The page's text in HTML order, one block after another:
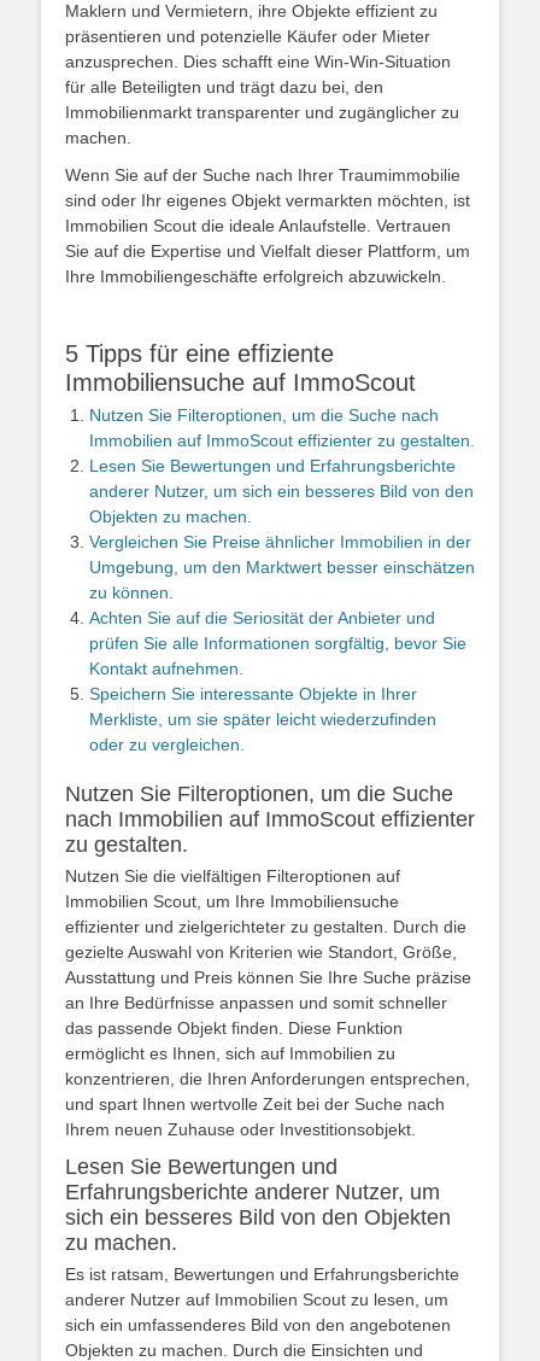
Maklern und Vermietern, ihre Objekte effizient zu
präsentieren und potenzielle Käufer oder Mieter
anzusprechen. Dies schafft eine Win-Win-Situation
für alle Beteiligten und trägt dazu bei, den
Immobilienmarkt transparenter und zugänglicher zu
machen.
Wenn Sie auf der Suche nach Ihrer Traumimmobilie
sind oder Ihr eigenes Objekt vermarkten möchten, ist
Immobilien Scout die ideale Anlaufstelle. Vertrauen
Sie auf die Expertise und Vielfalt dieser Plattform, um
Ihre Immobiliengeschäfte erfolgreich abzuwickeln.
5 Tipps für eine effiziente
Immobiliensuche auf ImmoScout
Nutzen Sie Filteroptionen, um die Suche nach
Immobilien auf ImmoScout effizienter zu gestalten.
Lesen Sie Bewertungen und Erfahrungsberichte
anderer Nutzer, um sich ein besseres Bild von den
Objekten zu machen.
Vergleichen Sie Preise ähnlicher Immobilien in der
Umgebung, um den Marktwert besser einschätzen
zu können.
Achten Sie auf die Seriosität der Anbieter und
prüfen Sie alle Informationen sorgfältig, bevor Sie
Kontakt aufnehmen.
Speichern Sie interessante Objekte in Ihrer
Merkliste, um sie später leicht wiederzufinden
oder zu vergleichen.
Nutzen Sie Filteroptionen, um die Suche
nach Immobilien auf ImmoScout effizienter
zu gestalten.
Nutzen Sie die vielfältigen Filteroptionen auf
Immobilien Scout, um Ihre Immobiliensuche
effizienter und zielgerichteter zu gestalten. Durch die
gezielte Auswahl von Kriterien wie Standort, Größe,
Ausstattung und Preis können Sie Ihre Suche präzise
an Ihre Bedürfnisse anpassen und somit schneller
das passende Objekt finden. Diese Funktion
ermöglicht es Ihnen, sich auf Immobilien zu
konzentrieren, die Ihren Anforderungen entsprechen,
und spart Ihnen wertvolle Zeit bei der Suche nach
Ihrem neuen Zuhause oder Investitionsobjekt.
Lesen Sie Bewertungen und
Erfahrungsberichte anderer Nutzer, um
sich ein besseres Bild von den Objekten
zu machen.
Es ist ratsam, Bewertungen und Erfahrungsberichte
anderer Nutzer auf Immobilien Scout zu lesen, um
sich ein umfassenderes Bild von den angebotenen
Objekten zu machen. Durch die Einsichten und